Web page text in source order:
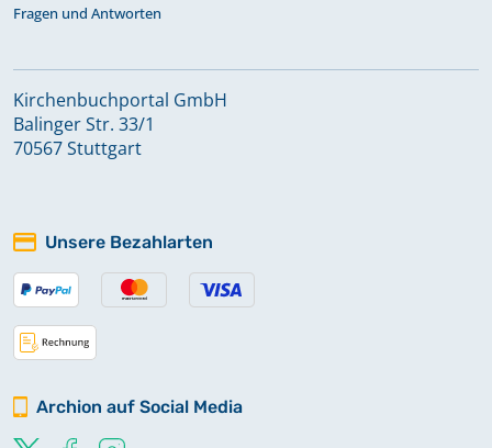
Fragen und Antworten
Kirchenbuchportal GmbH
Balinger Str. 33/1
70567 Stuttgart
Unsere Bezahlarten
Archion auf Social Media